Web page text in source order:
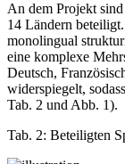
An dem Projekt
14 Ländern
monolingual
eine komplexe
Deutsch,
widerspiegelt,
Tab. 2 und Abb. 1).
Tab. 2: Beteiligten